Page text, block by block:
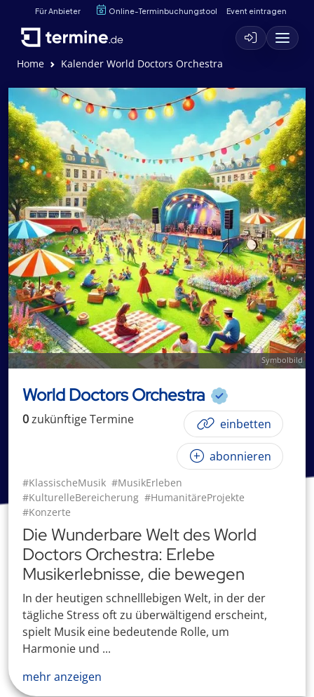
Für Anbieter Online-Terminbuchungstool Event eintragen
Home Kalender World Doctors Orchestra
Symbolbild
World Doctors Orchestra
0zukünftigeTermine einbetten
abonnieren
#KlassischeMusik #MusikErleben
#KulturelleBereicherung #HumanitäreProjekte
#Konzerte
Die Wunderbare Welt des World
Doctors Orchestra: Erlebe
Musikerlebnisse, die bewegen
In der heutigen schnelllebigen Welt, in der der
tägliche Stress oft zu überwältigend erscheint,
spielt Musik eine bedeutende Rolle, um
Harmonie und ...
mehr anzeigen